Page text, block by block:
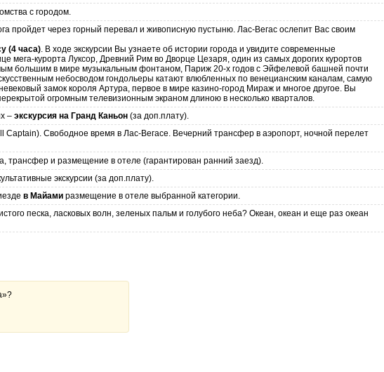
с городом.
пройдет через горный перевал и живописную пустыню. Лас-Вегас ослепит Вас своим
(4 часа). В ходе экскурсии Вы узнаете об истории города и увидите современные
мега-курорта Луксор, Древний Рим во Дворце Цезаря, один из самых дорогих курортов
большим в мире музыкальным фонтаном, Париж 20-х годов с Эйфелевой башней почти
небосводом гондольеры катают влюбленных по венецианским каналам, самую
замок короля Артура, первое в мире казино-город Мираж и многое другое. Вы
огромным телевизионным экраном длиною в несколько кварталов.
– экскурсия на Гранд Каньон (за доп.плату).
Captain). Свободное время в Лас-Вегасе. Вечерний трансфер в аэропорт, ночной перелет
трансфер и размещение в отеле (гарантирован ранний заезд).
экскурсии (за доп.плату).
в Майами размещение в отеле выбранной категории.
песка, ласковых волн, зеленых пальм и голубого неба? Океан, океан и еще раз океан